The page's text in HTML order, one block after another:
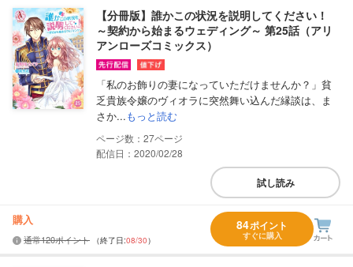
【分冊版】誰かこの状況を説明してください！
～契約から始まるウェディング～ 第25話（アリ
アンローズコミックス）
「私のお飾りの妻になっていただけませんか？」貧
乏貴族令嬢のヴィオラに突然舞い込んだ縁談は、ま
さか...もっと読む
27
配信日：2020/02/28
試し読み
購入
通常120ポイント （終了日:08/30）
84ポイント
すぐに購入